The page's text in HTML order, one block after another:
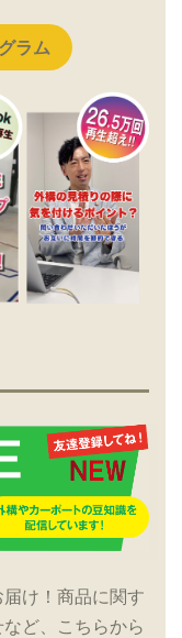
ラム
け！商品に関す
ど、こちらから